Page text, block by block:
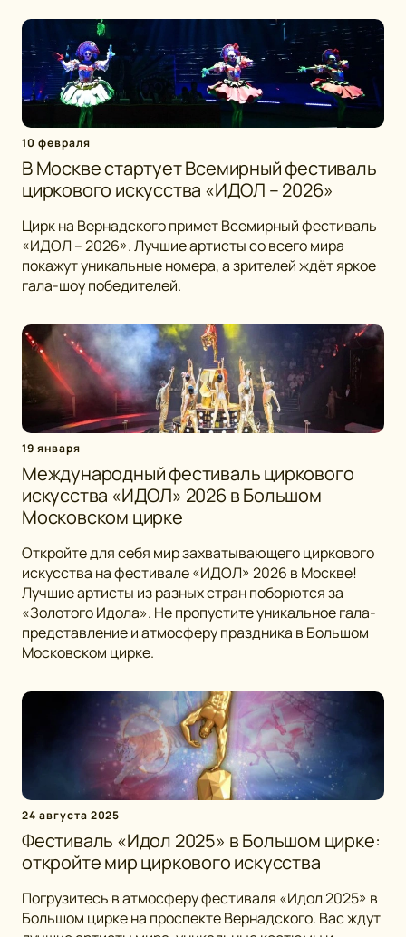
10 февраля
В Москве стартует Всемирный фестиваль
циркового искусства «ИДОЛ – 2026»
Цирк на Вернадского примет Всемирный фестиваль
«ИДОЛ – 2026». Лучшие артисты со всего мира
покажут уникальные номера, а зрителей ждёт яркое
гала-шоу победителей.
19 января
Международный фестиваль циркового
искусства «ИДОЛ» 2026 в Большом
Московском цирке
Откройте для себя мир захватывающего циркового
искусства на фестивале «ИДОЛ» 2026 в Москве!
Лучшие артисты из разных стран поборются за
«Золотого Идола». Не пропустите уникальное гала-
представление и атмосферу праздника в Большом
Московском цирке.
24 августа 2025
Фестиваль «Идол 2025» в Большом цирке:
откройте мир циркового искусства
Погрузитесь в атмосферу фестиваля «Идол 2025» в
Большом цирке на проспекте Вернадского. Вас ждут